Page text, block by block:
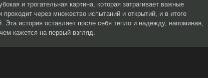
и трогательная картина, которая затрагивает важные
через множество испытаний и открытий, и в итоге
Эта история оставляет после себя тепло и надежду, напоминая,
кажется на первый взгляд.